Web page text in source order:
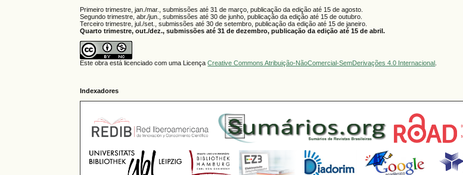
Primeiro trimestre, jan./mar., submissões até 31 de março, publicação da edição até 15 de agosto.
Segundo trimestre, abr./jun., submissões até 30 de junho, publicação da edição até 15 de outubro.
Terceiro trimestre, jul./set., submissões até 30 de setembro, publicação da edição até 15 de janeiro.
Quarto trimestre, out./dez., submissões até 31 de dezembro, publicação da edição até 15 de abril.
Este obra está licenciado com uma LicençaCreative Commons Atribuição-NãoComercial-SemDerivações 4.0 Internacional
Indexadores